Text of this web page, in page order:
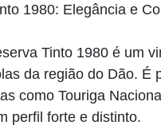
1980: Elegância e
Tinto 1980 é um
da região do Dão. É
como Touriga
perfil forte e distinto.